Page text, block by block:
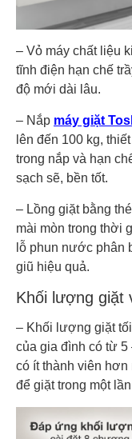
hành
24 Tháng
– Vỏ máy chất liệu
tĩnh điện hạn chế
độ mới dài lâu.
– Nắp máy giặt
lên đến 100 kg,
trong nắp và hạn
sạch sẽ, bền tốt.
– Lồng giặt bằng
mài mòn trong thời
lỗ phun nước phân
giũ hiệu quả.
Khối lượng giặt
– Khối lượng giặt
của gia đình có từ
có ít thành viên hơn
để giặt trong một